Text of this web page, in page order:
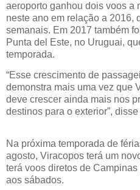
aeroporto ganhou dois voos a
neste ano em relação a 2016,
semanais. Em 2017 também
Punta del Este, no Uruguai,
temporada.
“Esse crescimento de
demonstra mais uma vez que
deve crescer ainda mais nos
destinos para o exterior”,
Na próxima temporada de
agosto, Viracopos terá um
terá voos diretos de
aos sábados.